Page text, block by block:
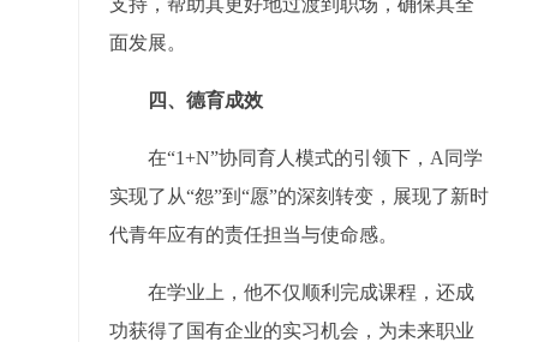
支持，帮助其更好地过渡到职场，确保其全
面发展。
四、德育成效
在“1+N”协同育人模式的引领下，A同学
实现了从“怨”到“愿”的深刻转变，展现了新时
代青年应有的责任担当与使命感。
在学业上，他不仅顺利完成课程，还成
功获得了国有企业的实习机会，为未来职业